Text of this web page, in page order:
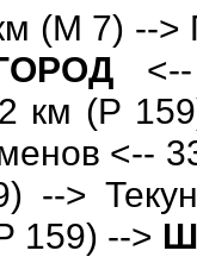
(М 7) --
км (Р
<--
-->
159) -->